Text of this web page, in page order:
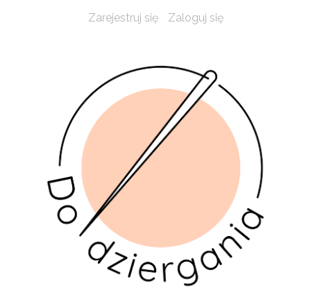
Zarejestruj się Zaloguj się